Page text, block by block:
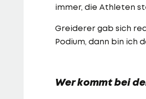
immer, die Athleten
Greiderer gab sich
Podium, dann bin ich
Wer kommt bei